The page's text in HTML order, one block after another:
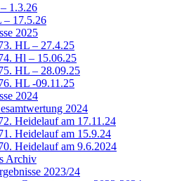
1.3.26
– 17.5.26
2025
HL – 27.4.25
Hl – 15.06.25
HL – 28.09.25
HL -09.11.25
2024
2024
Heidelauf am 17.11.24
Heidelauf am 15.9.24
Heidelauf am 9.6.2024
Archiv
2023/24